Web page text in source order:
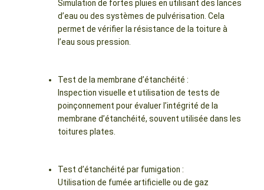
Simulation de fortes pluies en utilisant des lances
d’eau ou des systèmes de pulvérisation. Cela
permet de vérifier la résistance de la toiture à
l’eau sous pression.
Test de la membrane d’étanchéité :
Inspection visuelle et utilisation de tests de
poinçonnement pour évaluer l’intégrité de la
membrane d’étanchéité, souvent utilisée dans les
toitures plates.
Test d’étanchéité par fumigation :
Utilisation de fumée artificielle ou de gaz